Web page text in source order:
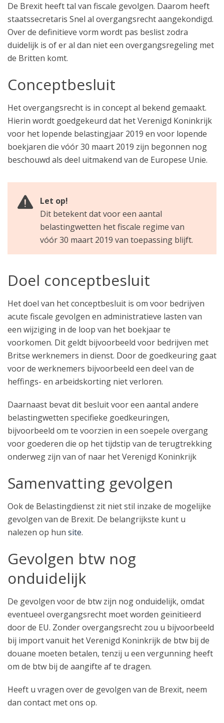
De Brexit heeft tal van fiscale gevolgen. Daarom heeft
staatssecretaris Snel al overgangsrecht aangekondigd.
Over de definitieve vorm wordt pas beslist zodra
duidelijk is of er al dan niet een overgangsregeling met
de Britten komt.
Conceptbesluit
Het overgangsrecht is in concept al bekend gemaakt.
Hierin wordt goedgekeurd dat het Verenigd Koninkrijk
voor het lopende belastingjaar 2019 en voor lopende
boekjaren die vóór 30 maart 2019 zijn begonnen nog
beschouwd als deel uitmakend van de Europese Unie.
Let op!
Dit betekent dat voor een aantal
belastingwetten het fiscale regime van
vóór 30 maart 2019 van toepassing blijft.
Doel conceptbesluit
Het doel van het conceptbesluit is om voor bedrijven
acute fiscale gevolgen en administratieve lasten van
een wijziging in de loop van het boekjaar te
voorkomen. Dit geldt bijvoorbeeld voor bedrijven met
Britse werknemers in dienst. Door de goedkeuring gaat
voor de werknemers bijvoorbeeld een deel van de
heffings- en arbeidskorting niet verloren.
Daarnaast bevat dit besluit voor een aantal andere
belastingwetten specifieke goedkeuringen,
bijvoorbeeld om te voorzien in een soepele overgang
voor goederen die op het tijdstip van de terugtrekking
onderweg zijn van of naar het Verenigd Koninkrijk
Samenvatting gevolgen
Ook de Belastingdienst zit niet stil inzake de mogelijke
gevolgen van de Brexit. De belangrijkste kunt u
nalezen op hun site.
Gevolgen btw nog
onduidelijk
De gevolgen voor de btw zijn nog onduidelijk, omdat
eventueel overgangsrecht moet worden geïnitieerd
door de EU. Zonder overgangsrecht zou u bijvoorbeeld
bij import vanuit het Verenigd Koninkrijk de btw bij de
douane moeten betalen, tenzij u een vergunning heeft
om de btw bij de aangifte af te dragen.
Heeft u vragen over de gevolgen van de Brexit, neem
dan contact met ons op.